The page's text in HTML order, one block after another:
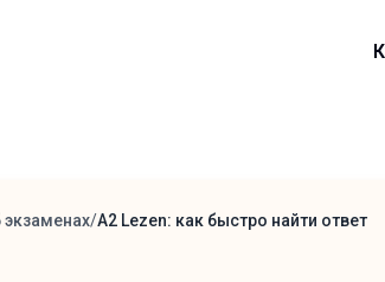
/A2 Lezen: как быстро найти ответ